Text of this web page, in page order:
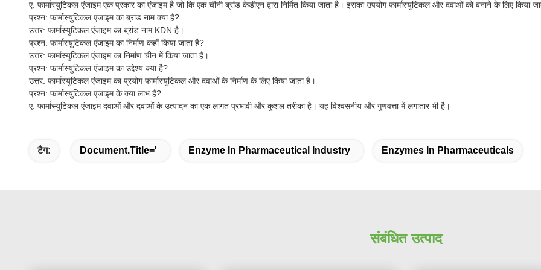
ए: फार्मास्युटिकल एंजाइम एक प्रकार का एंजाइम है जो कि एक चीनी ब्रांड केडीएन द्वारा निर्मित किया जाता है। इसका उपयोग फार्मास्युटिकल और दवाओं को बनाने के लिए किया
प्रश्न: फार्मास्युटिकल एंजाइम का ब्रांड नाम क्या है?
उत्तर: फार्मास्युटिकल एंजाइम का ब्रांड नाम KDN है।
प्रश्न: फार्मास्युटिकल एंजाइम का निर्माण कहाँ किया जाता है?
उत्तर: फार्मास्युटिकल एंजाइम का निर्माण चीन में किया जाता है।
प्रश्न: फार्मास्युटिकल एंजाइम का उद्देश्य क्या है?
उत्तर: फार्मास्युटिकल एंजाइम का प्रयोग फार्मास्युटिकल और दवाओं के निर्माण के लिए किया जाता है।
प्रश्न: फार्मास्युटिकल एंजाइम के क्या लाभ हैं?
ए: फार्मास्युटिकल एंजाइम दवाओं और दवाओं के उत्पादन का एक लागत प्रभावी और कुशल तरीका है। यह विश्वसनीय और गुणवत्ता में लगातार भी है।
टैग: Document.title=' Enzyme In Pharmaceutical Industry Enzymes In Pharmaceuticals
संबंधित उत्पाद